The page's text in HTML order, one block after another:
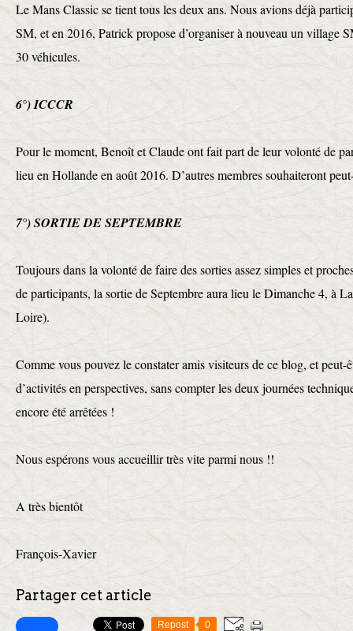
Le Mans Classic se tient tous les deux ans. Nous avions déjà
SM, et en 2016, Patrick propose d’organiser à nouveau un village
30 véhicules.
6°) ICCCR
Pour le moment, Benoît et Claude ont fait part de leur volonté de
lieu en Hollande en août 2016. D’autres membres souhaiteront
7°) SORTIE DE SEPTEMBRE
Toujours dans la volonté de faire des sorties assez simples et
de participants, la sortie de Septembre aura lieu le Dimanche 4, à
Loire).
Comme vous pouvez le constater amis visiteurs de ce blog, et peut-
d’activités en perspectives, sans compter les deux journées
encore été arrêtées !
Nous espérons vous accueillir très vite parmi nous !!
A très bientôt
François-Xavier
Partager cet article
Repost 0